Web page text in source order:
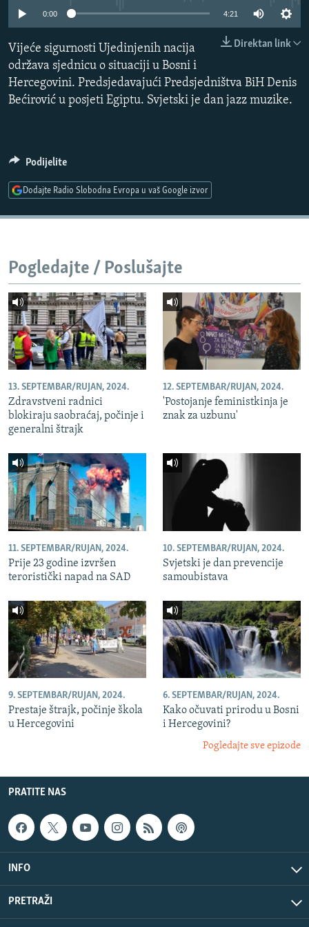
ISPRIČAJ MI
SPECIJALI RSE
VIŠE OD NASLOVA
TV LIBERTY
POST SCRIPTUM
SVE KARTE DEJTONA
NASTANAK I RASPAD JUGOSLAVIJE
PRATITE NAS
Sve RFE/RL stranice
0:00 4:21
Direktan link
Vijeće sigurnosti Ujedinjenih nacija
održava sjednicu o situaciji u Bosni i
Hercegovini. Predsjedavajući Predsjedništva BiH Denis
Bećirović u posjeti Egiptu. Svjetski je dan jazz muzike.
Podijelite
Dodajte Radio Slobodna Evropa u vaš Google izvor
Pogledajte / Poslušajte
13. SEPTEMBAR/RUJAN, 2024.
Zdravstveni radnici
blokiraju saobraćaj, počinje i
generalni štrajk
12. SEPTEMBAR/RUJAN, 2024.
'Postojanje feministkinja je
znak za uzbunu'
11. SEPTEMBAR/RUJAN, 2024.
Prije 23 godine izvršen
teroristički napad na SAD
10. SEPTEMBAR/RUJAN, 2024.
Svjetski je dan prevencije
samoubistava
9. SEPTEMBAR/RUJAN, 2024.
Prestaje štrajk, počinje škola
u Hercegovini
6. SEPTEMBAR/RUJAN, 2024.
Kako očuvati prirodu u Bosni
i Hercegovini?
Pogledajte sve epizode
PRATITE NAS
INFO
PRETRAŽI